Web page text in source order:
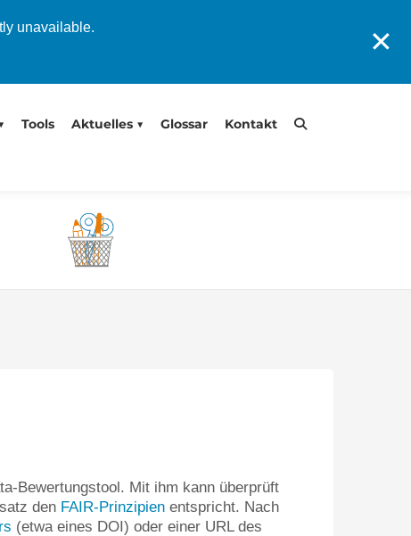
unavailable.
✕
Tools Aktuelles Glossar Kontakt
Bewertungstool. Mit ihm kann überprüft
den FAIR-Prinzipien entspricht. Nach
(etwa eines DOI) oder einer URL des